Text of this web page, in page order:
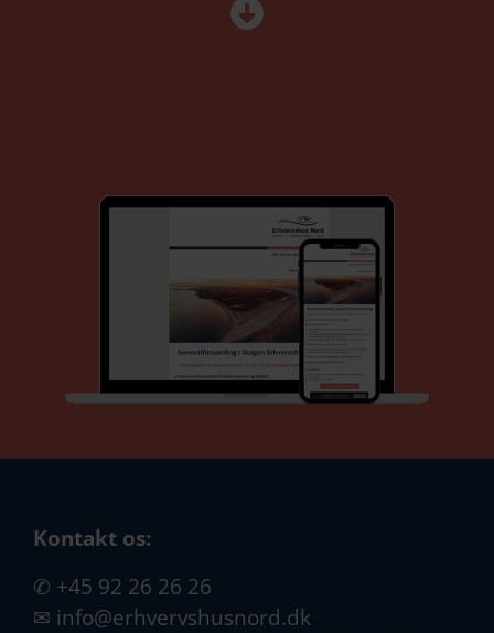
Kontakt os:
✆ +45 92 26 26 26
✉ info@erhvervshusnord.dk